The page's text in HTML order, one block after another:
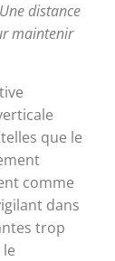
Une distance
maintenir
que le
comme
dans
trop